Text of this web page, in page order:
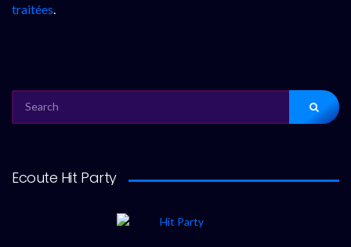
traitées.
FOR:
Ecoute Hit Party